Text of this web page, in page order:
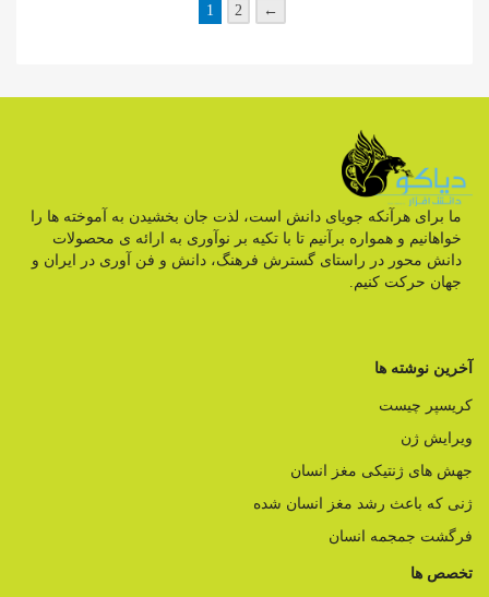
1 2 ←
ما برای هرآنکه جویای دانش است، لذت جان بخشیدن به آموخته ها را
خواهانیم و همواره برآنیم تا با تکیه بر نوآوری به ارائه ی محصولات
دانش محور در راستای گسترش فرهنگ، دانش و فن آوری در ایران و
جهان حرکت کنیم.
آخرین نوشته ها
کریسپر چیست
ویرایش ژن
جهش های ژنتیکی مغز انسان
ژنی که باعث رشد مغز انسان شده
فرگشت جمجمه انسان
تخصص ها